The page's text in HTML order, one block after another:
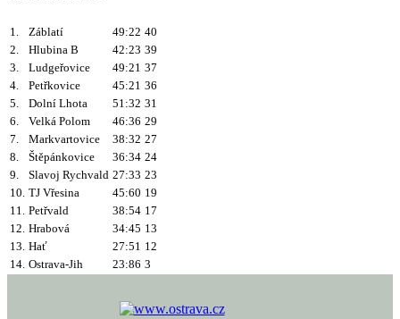
1. Záblatí 49:22 40
2.
Hlubina B 42:23 39
3.
Ludgeřovice 49:21 37
4.
Petřkovice 45:21 36
5.
Dolní Lhota 51:32 31
6.
Velká Polom 46:36 29
7.
Markvartovice 38:32 27
8.
Štěpánkovice 36:34 24
9.
Slavoj Rychvald 27:33 23
10. TJ Vřesina 45:60 19
11. Petřvald 38:54 17
12. Hrabová 34:45 13
13. Hať 27:51 12
14. Ostrava-Jih 23:86 3